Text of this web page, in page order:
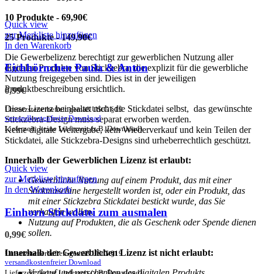
10 Produkte - 69,90€
25 Produkte - 149,90€
Die Gewerbelizenz berechtigt zur gewerblichen Nutzung aller
digitalen Produkte von Stickzebra, die explizit für die gewerbliche
Nutzung freigegeben sind. Dies ist in der jeweiligen
Produktbeschreibung ersichtlich.
Diese Lizenz beinhaltet nicht die Stickdatei selbst, das gewünschte
Stickzebra-Design muss separat erworben werden.
Keine digitale Weitergabe, kein Wiederverkauf und kein Teilen der
Stickdatei, alle Stickzebra-Designs sind urheberrechtlich geschützt.
Innerhalb der Gewerblichen Lizenz ist erlaubt:
Gewerbliche Nutzung auf einem Produkt, das mit einer
Stickmaschine hergestellt worden ist, oder ein Produkt, das
mit einer Stickzebra Stickdatei bestickt wurde, das Sie
verkaufen wollen.
Nutzung auf Produkten, die als Geschenk oder Spende dienen
sollen.
Innerhalb der Gewerblichen Lizenz ist nicht erlaubt:
Quick view
zur Merkliste hinzufügen
In den Warenkorb
Eichhörnchen Paula & Anton
0,99€
Umsatzsteuerbefreit gemäß UStG §19
versandkostenfreier Download
Lieferzeit: keine Lieferzeit (z.B. Download)
Quick view
zur Merkliste hinzufügen
In den Warenkorb
Einhorn Stickdatei zum ausmalen
0,99€
Umsatzsteuerbefreit gemäß UStG §19
versandkostenfreier Download